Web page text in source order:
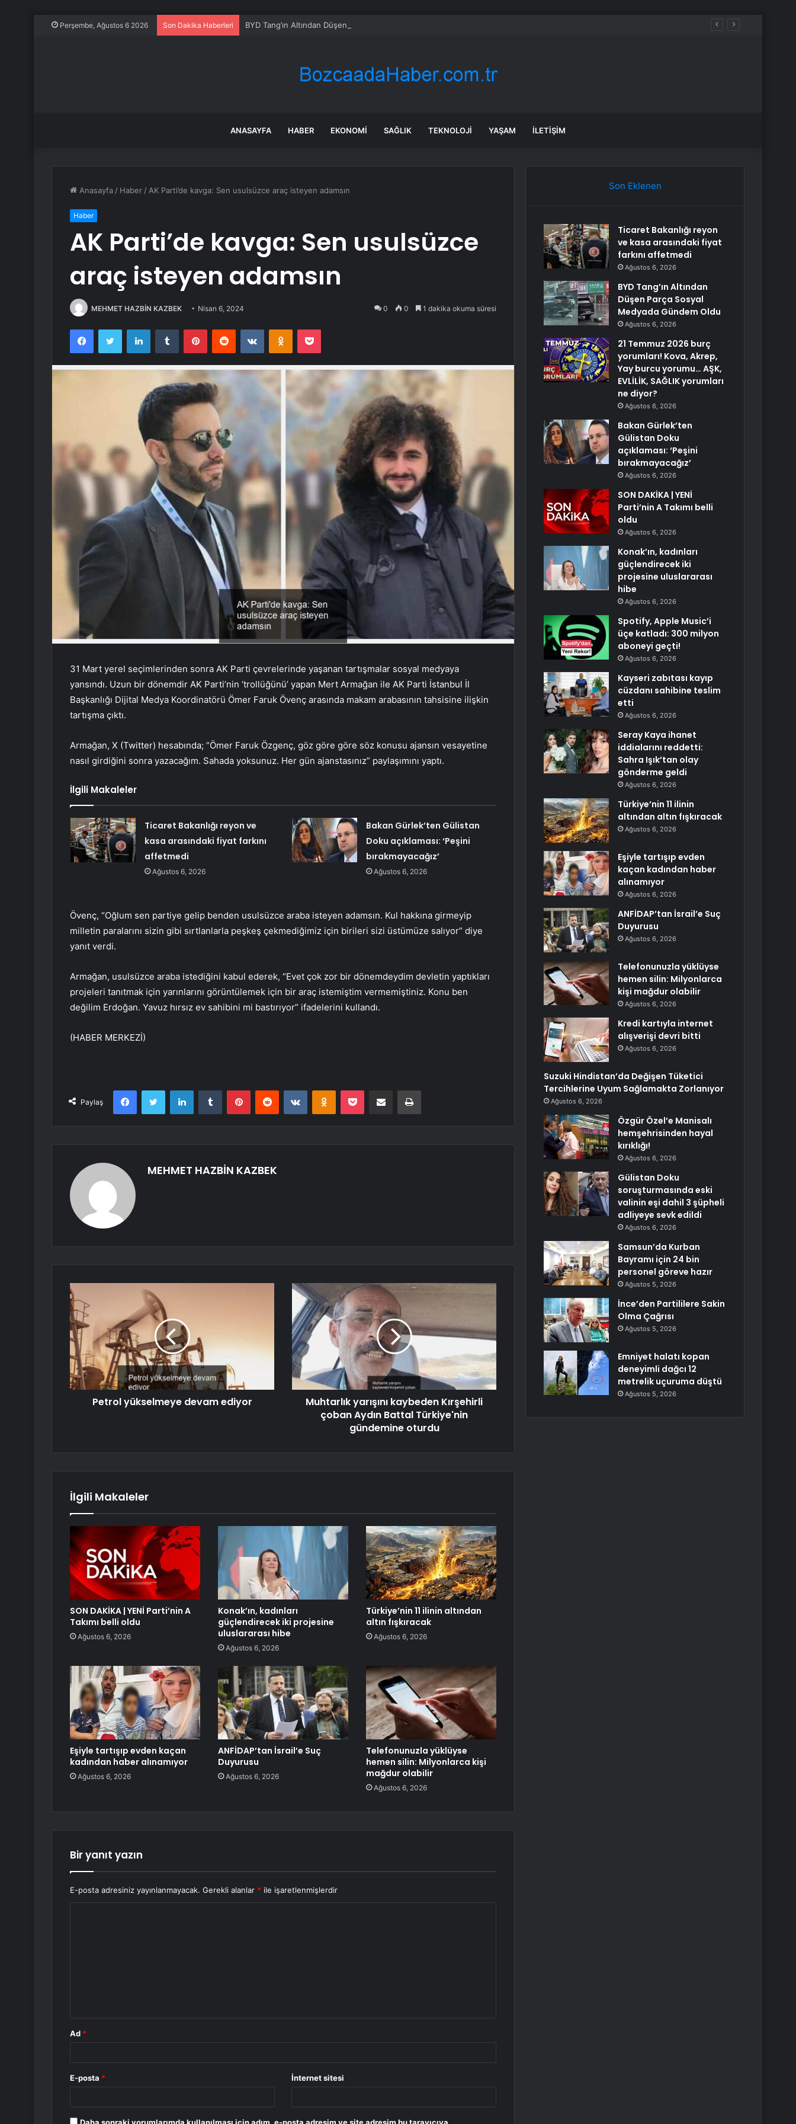
Perşembe, Ağustos 6 2026 Son Dakika Haberleri BYD Tang’ın Altından Düşen Parça Sosyal Medyada Gündem Oldu
ANASAYFA HABER EKONOMI SAĞLIK TEKNOLOJI YAŞAM İLETIŞIM
Anasayfa / Haber / AK Parti’de kavga: Sen usulsüzce araç isteyen adamsın
Haber
AK Parti’de kavga: Sen usulsüzce
araç isteyen adamsın
MEHMET HAZBİN KAZBEK Nisan 6, 2024 0 0 1 dakika okuma süresi
FacebookTwitter LinkedInTumblr PinterestReddit VKontakteOdnoklassniki
Pocket
31 Mart yerel seçimlerinden sonra AK Parti çevrelerinde yaşanan tartışmalar sosyal medyaya
yansındı. Uzun bir dönemdir AK Parti’nin ‘trollüğünü’ yapan Mert Armağan ile AK Parti İstanbul İl
Başkanlığı Dijital Medya Koordinatörü Ömer Faruk Övenç arasında makam arabasının tahsisine ilişkin
tartışma çıktı.
Armağan, X (Twitter) hesabında; “Ömer Faruk Özgenç, göz göre göre söz konusu ajansın vesayetine
nasıl girdiğini sonra yazacağım. Sahada yoksunuz. Her gün ajanstasınız” paylaşımını yaptı.
İlgili Makaleler
Ticaret Bakanlığı reyon ve
kasa arasındaki fiyat farkını
affetmedi
Ağustos 6, 2026
Bakan Gürlek’ten Gülistan
Doku açıklaması: ‘Peşini
bırakmayacağız’
Ağustos 6, 2026
Övenç, “Oğlum sen partiye gelip benden usulsüzce araba isteyen adamsın. Kul hakkına girmeyip
milletin paralarını sizin gibi sırtlanlarla peşkeş çekmediğimiz için birileri sizi üstümüze salıyor” diye
yanıt verdi.
Armağan, usulsüzce araba istediğini kabul ederek, “Evet çok zor bir dönemdeydim devletin yaptıkları
projeleri tanıtmak için yarınlarını görüntülemek için bir araç istemiştim vermemiştiniz. Konu ben
değilim Erdoğan. Yavuz hırsız ev sahibini mi bastırıyor” ifadelerini kullandı.
(HABER MERKEZİ)
Paylaş
FacebookTwitter LinkedInTumblr PinterestReddit VKontakteOdnoklassniki
Pocket E-Posta ile paylaş Yazdır
MEHMET HAZBİN KAZBEK
Petrol yükselmeye devam ediyor
Muhtarlık yarışını kaybeden Kırşehirli
çoban Aydın Battal Türkiye'nin
gündemine oturdu
İlgili Makaleler
SON DAKİKA | YENİ Parti’nin A
Takımı belli oldu
Ağustos 6, 2026
Konak’ın, kadınları
güçlendirecek iki projesine
uluslararası hibe
Ağustos 6, 2026
Türkiye’nin 11 ilinin altından
altın fışkıracak
Ağustos 6, 2026
Eşiyle tartışıp evden kaçan
kadından haber alınamıyor
Ağustos 6, 2026
ANFİDAP’tan İsrail’e Suç
Duyurusu
Ağustos 6, 2026
Telefonunuzla yüklüyse
hemen silin: Milyonlarca kişi
mağdur olabilir
Ağustos 6, 2026
Bir yanıt yazın
E-posta adresiniz yayınlanmayacak. Gerekli alanlar * ile işaretlenmişlerdir
Ad *
E-posta * İnternet sitesi
Son Eklenen
Ticaret Bakanlığı reyon
ve kasa arasındaki fiyat
farkını affetmedi
Ağustos 6, 2026
BYD Tang’ın Altından
Düşen Parça Sosyal
Medyada Gündem Oldu
Ağustos 6, 2026
21 Temmuz 2026 burç
yorumları! Kova, Akrep,
Yay burcu yorumu… AŞK,
EVLİLİK, SAĞLIK yorumları
ne diyor?
Ağustos 6, 2026
Bakan Gürlek’ten
Gülistan Doku
açıklaması: ‘Peşini
bırakmayacağız’
Ağustos 6, 2026
SON DAKİKA | YENİ
Parti’nin A Takımı belli
oldu
Ağustos 6, 2026
Konak’ın, kadınları
güçlendirecek iki
projesine uluslararası
hibe
Ağustos 6, 2026
Spotify, Apple Music’i
üçe katladı: 300 milyon
aboneyi geçti!
Ağustos 6, 2026
Kayseri zabıtası kayıp
cüzdanı sahibine teslim
etti
Ağustos 6, 2026
Seray Kaya ihanet
iddialarını reddetti:
Sahra Işık’tan olay
gönderme geldi
Ağustos 6, 2026
Türkiye’nin 11 ilinin
altından altın fışkıracak
Ağustos 6, 2026
Eşiyle tartışıp evden
kaçan kadından haber
alınamıyor
Ağustos 6, 2026
ANFİDAP’tan İsrail’e Suç
Duyurusu
Ağustos 6, 2026
Telefonunuzla yüklüyse
hemen silin: Milyonlarca
kişi mağdur olabilir
Ağustos 6, 2026
Kredi kartıyla internet
alışverişi devri bitti
Ağustos 6, 2026
Suzuki Hindistan’da Değişen Tüketici
Tercihlerine Uyum Sağlamakta Zorlanıyor
Ağustos 6, 2026
Özgür Özel’e Manisalı
hemşehrisinden hayal
kırıklığı!
Ağustos 6, 2026
Gülistan Doku
soruşturmasında eski
valinin eşi dahil 3 şüpheli
adliyeye sevk edildi
Ağustos 6, 2026
Samsun’da Kurban
Bayramı için 24 bin
personel göreve hazır
Ağustos 5, 2026
İnce’den Partililere Sakin
Olma Çağrısı
Ağustos 5, 2026
Emniyet halatı kopan
deneyimli dağcı 12
metrelik uçuruma düştü
Ağustos 5, 2026